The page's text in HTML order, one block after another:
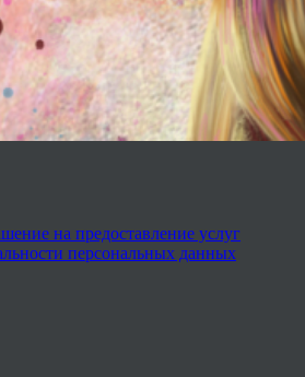
на предоставление услуг
персональных данных